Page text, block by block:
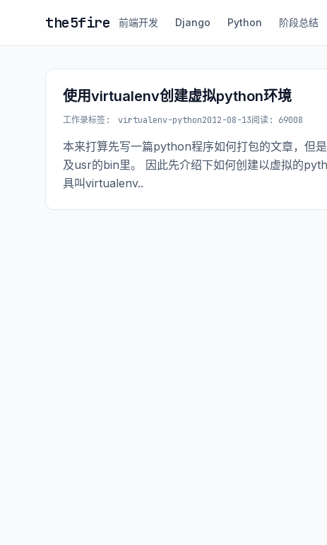
the5fire 前端开发 Django Python 阶段总结
使用virtualenv创建虚拟python环境
工作录标签: virtualenv-python2012-08-13阅读: 69008
本来打算先写一篇python程序如何打包的文章，但
及usr的bin里。 因此先介绍下如何创建以虚拟的
具叫virtualenv..